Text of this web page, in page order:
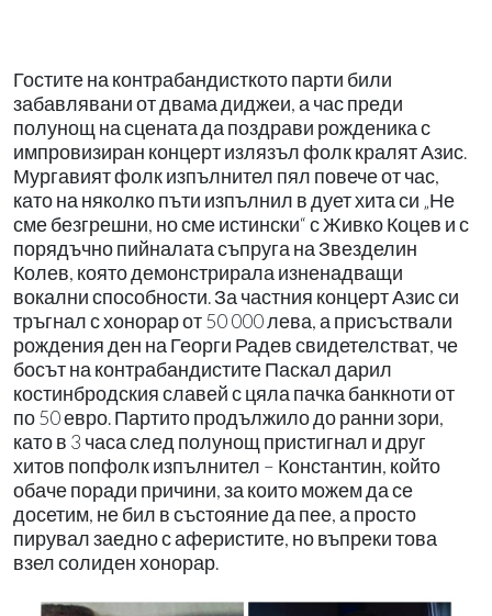
Гостите на контрабандисткото парти били
забавлявани от двама диджеи, а час преди
полунощ на сцената да поздрави рожденика с
импровизиран концерт излязъл фолк кралят Азис.
Мургавият фолк изпълнител пял повече от час,
като на няколко пъти изпълнил в дует хита си „Не
сме безгрешни, но сме истински“ с Живко Коцев и с
порядъчно пийналата съпруга на Звезделин
Колев, която демонстрирала изненадващи
вокални способности. За частния концерт Азис си
тръгнал с хонорар от 50 000 лева, а присъствали
рождения ден на Георги Радев свидетелстват, че
босът на контрабандистите Паскал дарил
костинбродския славей с цяла пачка банкноти от
по 50 евро. Партито продължило до ранни зори,
като в 3 часа след полунощ пристигнал и друг
хитов попфолк изпълнител – Константин, който
обаче поради причини, за които можем да се
досетим, не бил в състояние да пее, а просто
пирувал заедно с аферистите, но въпреки това
взел солиден хонорар.